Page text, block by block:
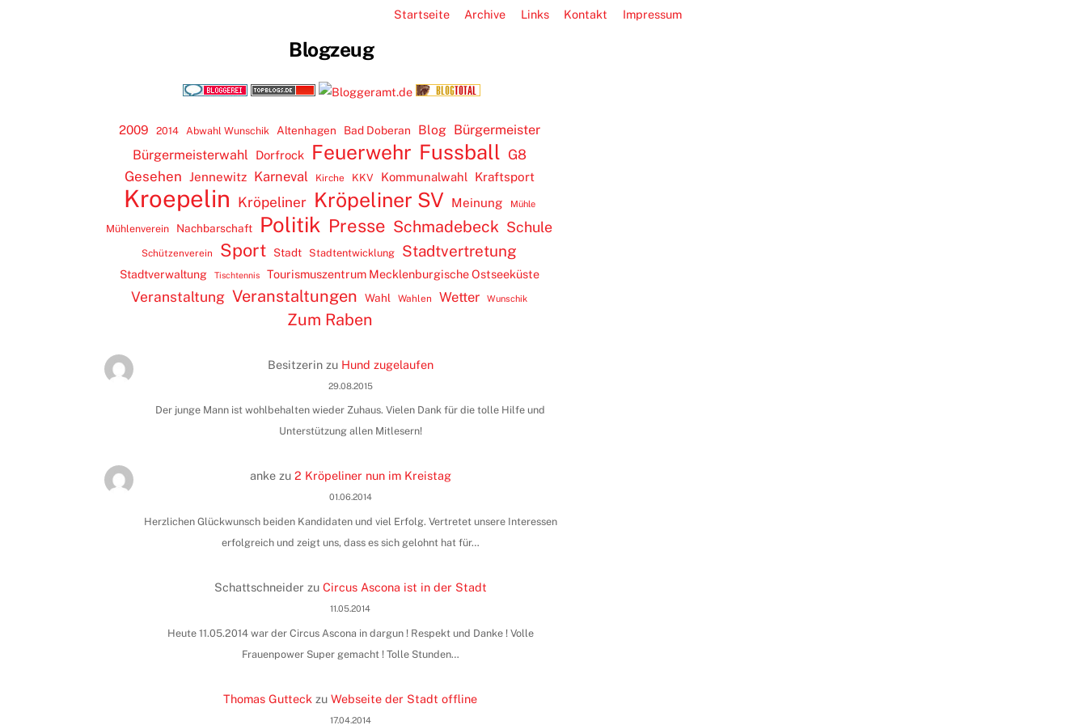
Startseite Archive Links Kontakt Impressum
Blogzeug
2009 2014 Abwahl Wunschik Altenhagen Bad Doberan Blog Bürgermeister
Bürgermeisterwahl
Dorfrock Feuerwehr Fussball G8
Gesehen Jennewitz Karneval Kirche KKV Kommunalwahl Kraftsport
Kroepelin Kröpeliner Kröpeliner SV Meinung Mühle
Mühlenverein Nachbarschaft Politik Presse Schmadebeck Schule
Schützenverein Sport Stadt Stadtentwicklung Stadtvertretung
Stadtverwaltung Tischtennis Tourismuszentrum Mecklenburgische Ostseeküste
Veranstaltung Veranstaltungen Wahl Wahlen Wetter Wunschik
Zum Raben
Besitzerinzu Hund zugelaufen
29.08.2015
Der junge Mann ist wohlbehalten wieder Zuhaus. Vielen Dank für die tolle Hilfe und
Unterstützung allen Mitlesern!
ankezu 2 Kröpeliner nun im Kreistag
01.06.2014
Herzlichen Glückwunsch beiden Kandidaten und viel Erfolg. Vertretet unsere Interessen
erfolgreich und zeigt uns, dass es sich gelohnt hat für…
Schattschneider zu Circus Ascona ist in der Stadt
11.05.2014
Heute 11.05.2014 war der Circus Ascona in dargun ! Respekt und Danke ! Volle
Frauenpower Super gemacht ! Tolle Stunden…
Thomas Gutteck zuWebseite der Stadt offline
17.04.2014